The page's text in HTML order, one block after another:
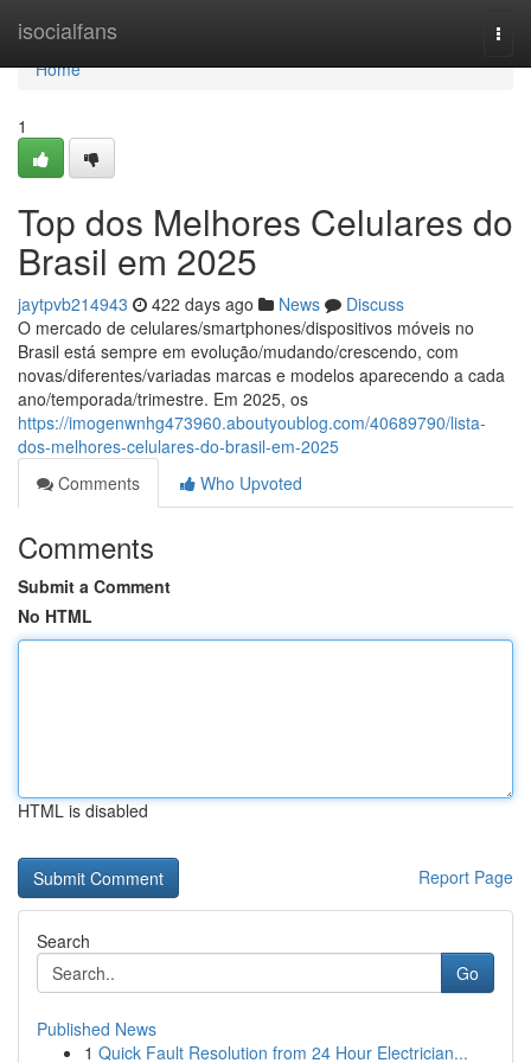
isocialfans
Home
Home
1
Top dos Melhores Celulares do
Brasil em 2025
jaytpvb214943 422 days ago News
Discuss
O mercado de celulares/smartphones/dispositivos móveis no
Brasil está sempre em evolução/mudando/crescendo, com
novas/diferentes/variadas marcas e modelos aparecendo a cada
ano/temporada/trimestre. Em 2025, os
https://imogenwnhg473960.aboutyoublog.com/40689790/lista-
dos-melhores-celulares-do-brasil-em-2025
Comments
Who Upvoted
Comments
Submit a Comment
No HTML
HTML is disabled
Report Page
Search
Go
Published News
1 Quick Fault Resolution from 24 Hour Electrician...